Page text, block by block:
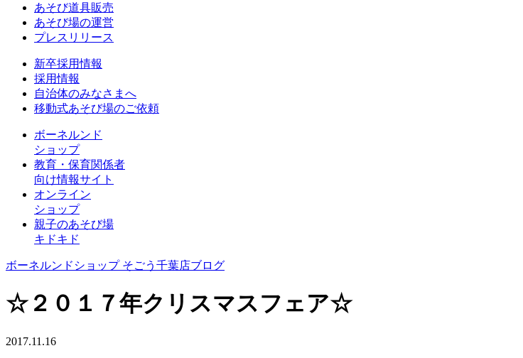
あそび道具販売
あそび場の運営
プレスリリース
新卒採用情報
採用情報
自治体のみなさまへ
移動式あそび場のご依頼
ボーネルンド
ショップ
教育・保育関係者
向け情報サイト
オンライン
ショップ
親子のあそび場
キドキド
ボーネルンドショップ そごう千葉店ブログ
☆２０１７年クリスマスフェア☆
2017.11.16